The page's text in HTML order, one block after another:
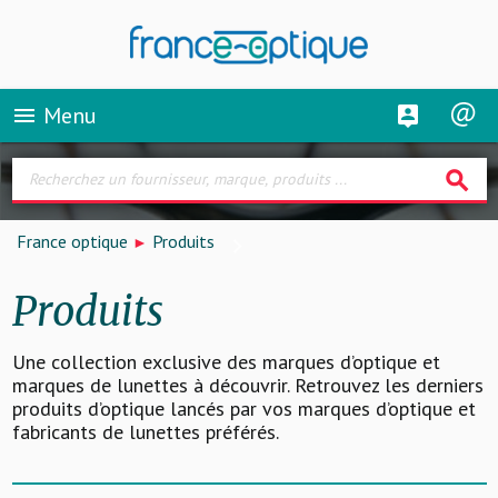
menu Menu
search
France optique Produits
Produits
Une collection exclusive des marques d’optique et
marques de lunettes à découvrir. Retrouvez les derniers
produits d’optique lancés par vos marques d’optique et
fabricants de lunettes préférés.